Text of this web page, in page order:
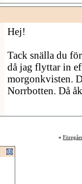
Hej!
Tack snälla du
då jag flyttar in
morgonkvisten.
Norrbotten. Då
«